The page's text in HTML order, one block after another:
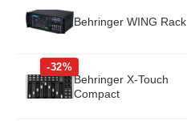
Behringer WING Rack
-32%
Behringer X-Touch
Compact